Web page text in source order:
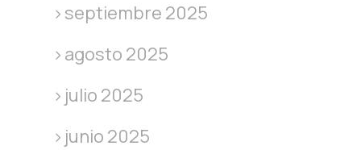
septiembre 2025
agosto 2025
julio 2025
junio 2025